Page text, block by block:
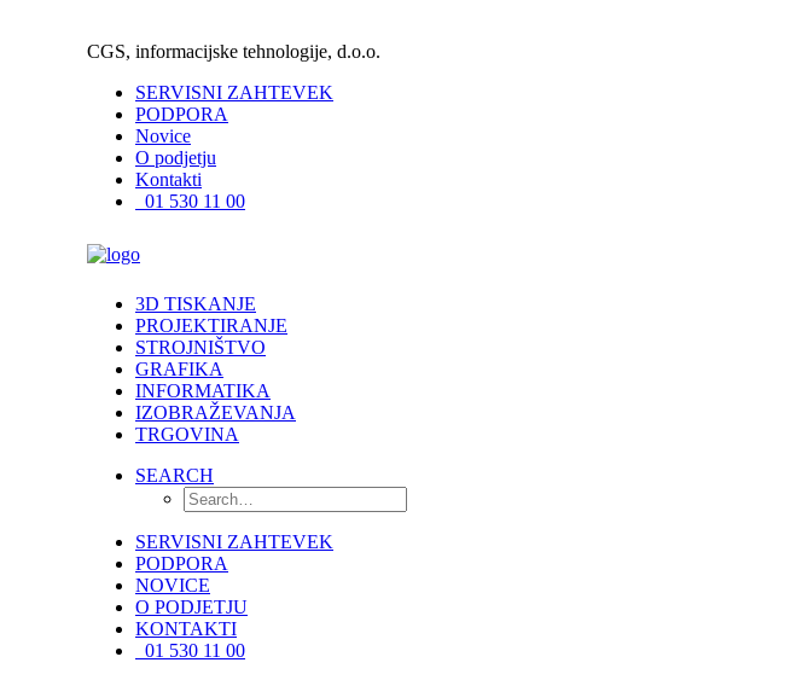
CGS, informacijske tehnologije, d.o.o.
SERVISNI ZAHTEVEK
PODPORA
Novice
O podjetju
Kontakti
01 530 11 00
3D TISKANJE
PROJEKTIRANJE
STROJNIŠTVO
GRAFIKA
INFORMATIKA
IZOBRAŽEVANJA
TRGOVINA
SEARCH
SERVISNI ZAHTEVEK
PODPORA
NOVICE
O PODJETJU
KONTAKTI
01 530 11 00